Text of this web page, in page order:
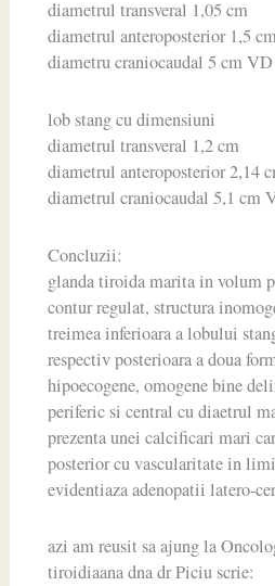
diametrul transveral 1,05 cm
diametrul anteroposterior 1,5
diametru craniocaudal 5 cm
lob stang cu dimensiuni
diametrul transveral 1,2 cm
diametrul anteroposterior 2,14
diametrul craniocaudal 5,1 cm
Concluzii:
glanda tiroida marita in volum
contur regulat, structura
treimea inferioara a lobului
respectiv posterioara a doua
hipoecogene, omogene bine
periferic si central cu diaetrul
prezenta unei calcificari mari
posterior cu vascularitate in
evidentiaza adenopatii latero-
azi am reusit sa ajung la
tiroidiaana dna dr Piciu scrie: